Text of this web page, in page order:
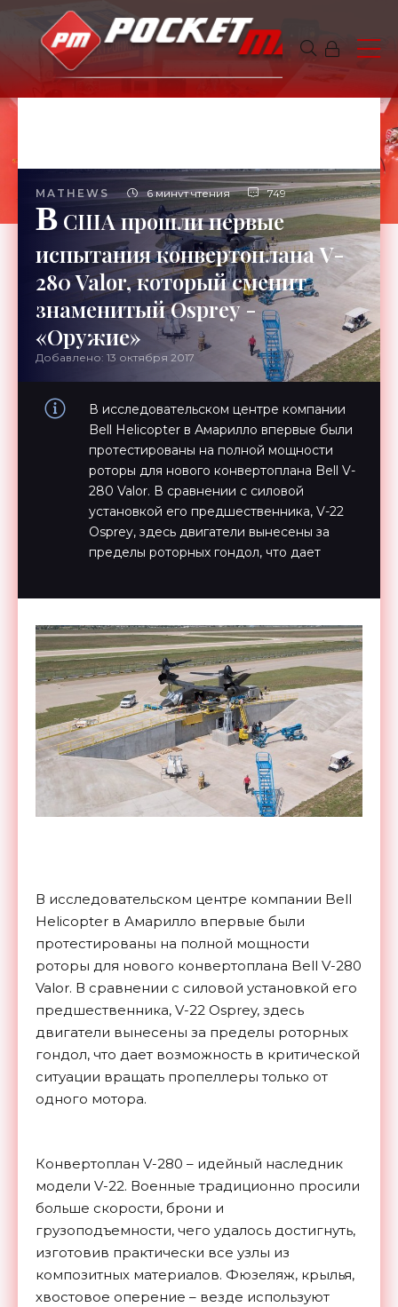
MATHEWS 6 минут чтения 749
В США прошли первые
испытания конвертоплана V-
280 Valor, который сменит
знаменитый Osprey -
«Оружие»
Добавлено: 13 октября 2017
В исследовательском центре компании
Bell Helicopter в Амарилло впервые были
протестированы на полной мощности
роторы для нового конвертоплана Bell V-
280 Valor. В сравнении с силовой
установкой его предшественника, V-22
Osprey, здесь двигатели вынесены за
пределы роторных гондол, что дает
В исследовательском центре компании Bell
Helicopter в Амарилло впервые были
протестированы на полной мощности
роторы для нового конвертоплана Bell V-280
Valor. В сравнении с силовой установкой его
предшественника, V-22 Osprey, здесь
двигатели вынесены за пределы роторных
гондол, что дает возможность в критической
ситуации вращать пропеллеры только от
одного мотора.
Конвертоплан V-280 – идейный наследник
модели V-22. Военные традиционно просили
больше скорости, брони и
грузоподъемности, чего удалось достигнуть,
изготовив практически все узлы из
композитных материалов. Фюзеляж, крылья,
хвостовое оперение – везде используют